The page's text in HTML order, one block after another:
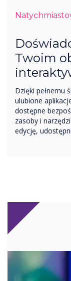
Twoim
Dzięki pełnemu
ulubione
dostępne
zasoby i
edycję,